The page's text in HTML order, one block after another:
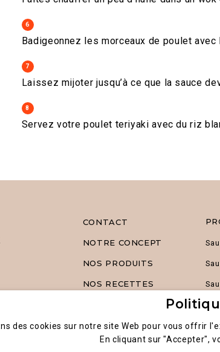
6
Badigeonnez les morceaux de poulet avec
7
Laissez mijoter jusqu’à ce que la sauce
8
Servez votre poulet teriyaki avec du riz
CONTACT
NOTRE CONCEPT
NOS PRODUITS
NOS RECETTES
des cookies sur notre site Web pour vous offrir
En cliquant sur "Accepter",